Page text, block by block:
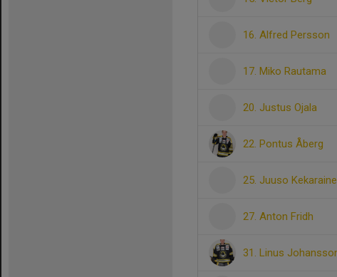
16. Alfred Persson
17. Miko Rautama
20. Justus Ojala
22. Pontus Åberg
25. Juuso
27. Anton Fridh
31. Linus